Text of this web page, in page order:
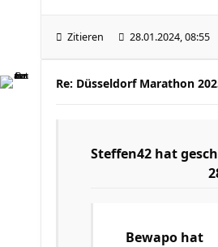
Zitieren 28.01.2024, 08:55
Re: Düsseldorf Marathon
Steffen42 hat
Bewapo hat